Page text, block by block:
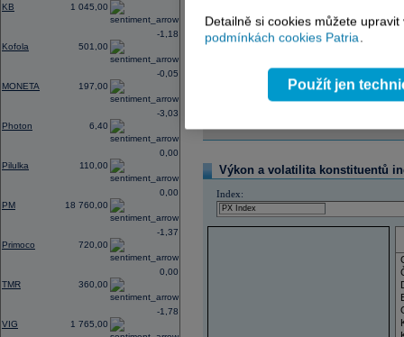
KB 1 045,00
Kofola 501,00
-1,18
MONETA 197,00
-0,05
Photon 6,40
-3,03
Pilulka 110,00
0,00
PM 18 760,00
0,00
Primoco 720,00
-1,37
TMR 360,00
0,00
VIG 1 765,00
-1,78
Výkon a volatilita konstituentů
Index:
Detailně si cookies můžete
podmínkách cookies Patria.
Použít jen